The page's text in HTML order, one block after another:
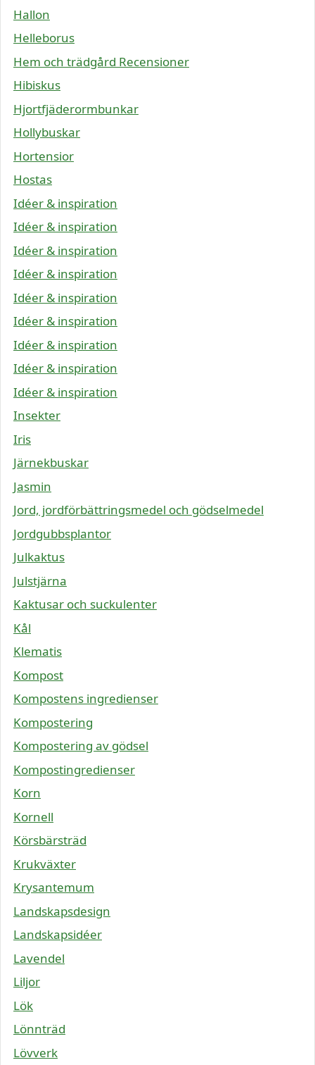
Hallon
Helleborus
Hem och trädgård Recensioner
Hibiskus
Hjortfjäderormbunkar
Hollybuskar
Hortensior
Hostas
Idéer & inspiration
Idéer & inspiration
Idéer & inspiration
Idéer & inspiration
Idéer & inspiration
Idéer & inspiration
Idéer & inspiration
Idéer & inspiration
Idéer & inspiration
Insekter
Iris
Järnekbuskar
Jasmin
Jord, jordförbättringsmedel och gödselmedel
Jordgubbsplantor
Julkaktus
Julstjärna
Kaktusar och suckulenter
Kål
Klematis
Kompost
Kompostens ingredienser
Kompostering
Kompostering av gödsel
Kompostingredienser
Korn
Kornell
Körsbärsträd
Krukväxter
Krysantemum
Landskapsdesign
Landskapsidéer
Lavendel
Liljor
Lök
Lönnträd
Lövverk